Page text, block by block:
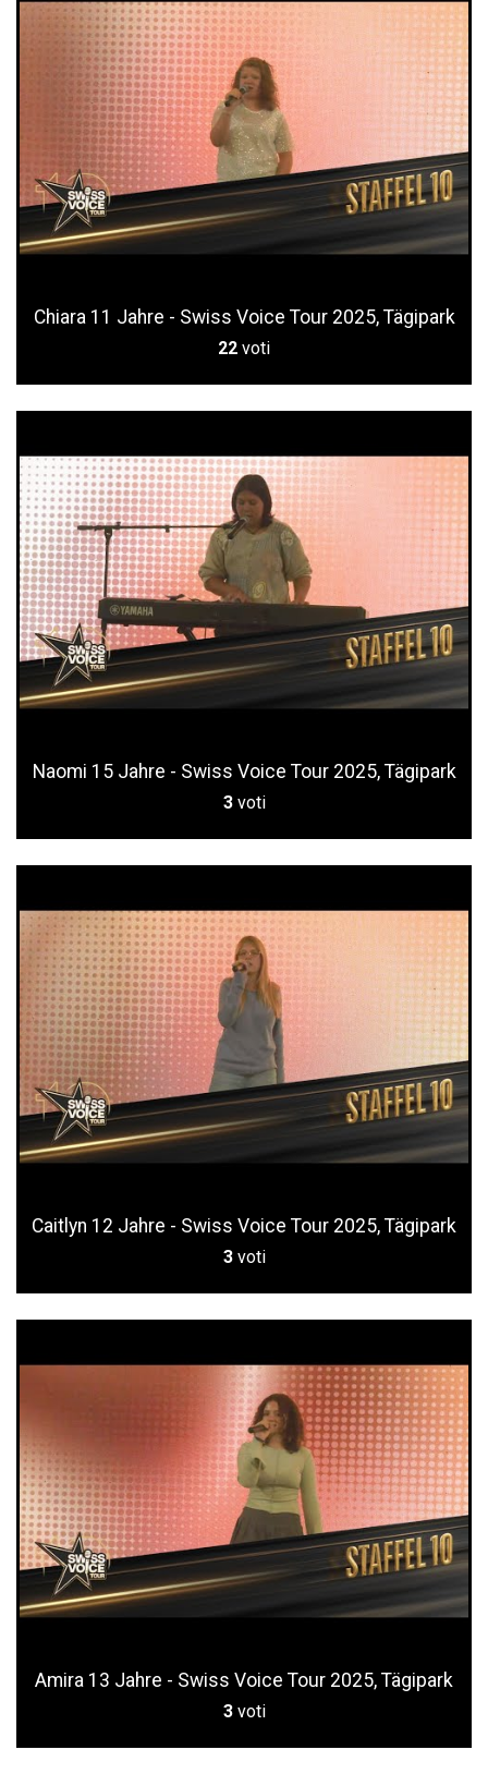
Chiara 11 Jahre - Swiss Voice Tour 2025, Tägipark
22 voti
Naomi 15 Jahre - Swiss Voice Tour 2025, Tägipark
3 voti
Caitlyn 12 Jahre - Swiss Voice Tour 2025, Tägipark
3 voti
Amira 13 Jahre - Swiss Voice Tour 2025, Tägipark
3 voti